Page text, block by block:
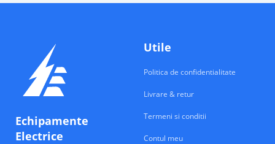
Echipamente
Electrice
Utile
Politica de confidentialitate
Livrare & retur
Termeni si conditii
Contul meu